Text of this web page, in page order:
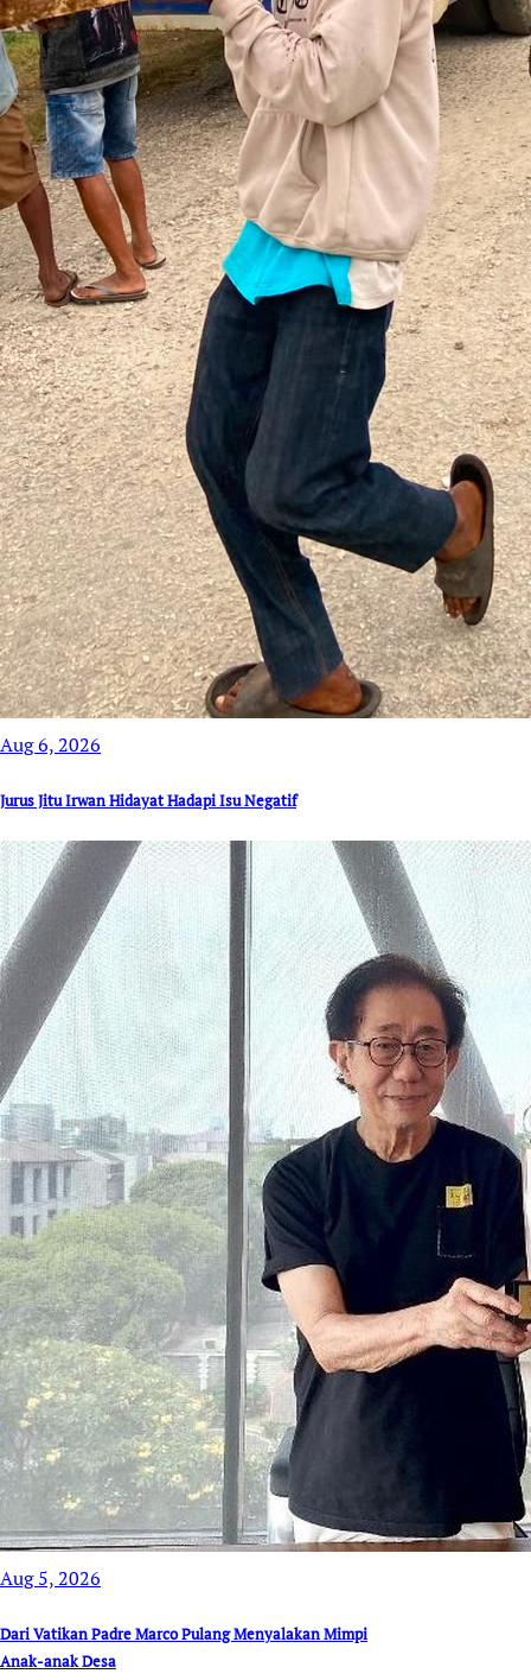
Aug 6, 2026
Jurus Jitu Irwan Hidayat Hadapi Isu Negatif
Aug 5, 2026
Dari Vatikan Padre Marco Pulang Menyalakan Mimpi
Anak-anak Desa